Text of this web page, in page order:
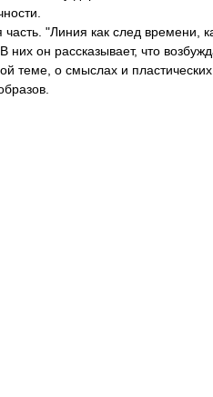
часть. "Линия как след времени,
них он рассказывает, что
теме, о смыслах и